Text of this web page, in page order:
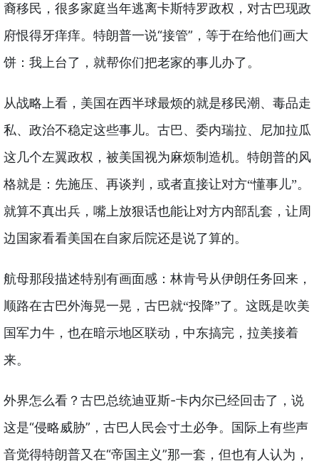
裔移民，很多家庭当年逃离卡斯特罗政权，对古巴现政
府恨得牙痒痒。特朗普一说“接管”，等于在给他们画大
饼：我上台了，就帮你们把老家的事儿办了。
从战略上看，美国在西半球最烦的就是移民潮、毒品走
私、政治不稳定这些事儿。古巴、委内瑞拉、尼加拉瓜
这几个左翼政权，被美国视为麻烦制造机。特朗普的风
格就是：先施压、再谈判，或者直接让对方“懂事儿”。
就算不真出兵，嘴上放狠话也能让对方内部乱套，让周
边国家看看美国在自家后院还是说了算的。
航母那段描述特别有画面感：林肯号从伊朗任务回来，
顺路在古巴外海晃一晃，古巴就“投降”了。这既是吹美
国军力牛，也在暗示地区联动，中东搞完，拉美接着
来。
外界怎么看？ 古巴总统迪亚斯-卡内尔已经回击了，说
这是“侵略威胁”，古巴人民会寸土必争。国际上有些声
音觉得特朗普又在“帝国主义”那一套，但也有人认为，